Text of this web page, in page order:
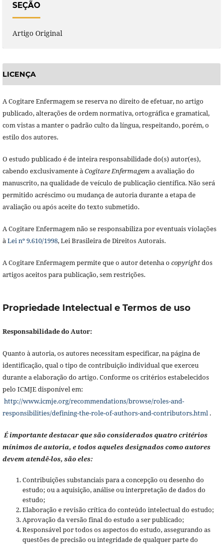
SEÇÃO
Artigo Original
LICENÇA
A Cogitare Enfermagem se reserva no direito de efetuar, no artigo
publicado, alterações de ordem normativa, ortográfica e gramatical,
com vistas a manter o padrão culto da língua, respeitando, porém, o
estilo dos autores.
O estudo publicado é de inteira responsabilidade do(s) autor(es),
cabendo exclusivamente àCogitare Enfermagema avaliação do
manuscrito, na qualidade de veículo de publicação científica. Não será
permitido acréscimo ou mudança de autoria durante a etapa de
avaliação ou após aceite do texto submetido.
A Cogitare Enfermagem não se responsabiliza por eventuais violações
àLei nº 9.610/1998, Lei Brasileira de Direitos Autorais.
A Cogitare Enfermagem permite que o autor detenha o copyrightdos
artigos aceitos para publicação, sem restrições.
Propriedade Intelectual e Termos de uso
Responsabilidade do Autor:
Quanto à autoria, os autores necessitam especificar, na página de
identificação, qual o tipo de contribuição individual que exerceu
durante a elaboração do artigo. Conforme os critérios estabelecidos
pelo ICMJE disponível em:
http://www.icmje.org/recommendations/browse/roles-and-
responsibilities/defining-the-role-of-authors-and-contributors.html.
É importante destacar que são considerados quatro critérios
mínimos de autoria, e todos aqueles designados como autores
devem atendê-los, são eles:
Contribuições substanciais para a concepção ou desenho do
estudo; ou a aquisição, análise ou interpretação de dados do
estudo;
Elaboração e revisão crítica do conteúdo intelectual do estudo;
Aprovação da versão final do estudo a ser publicado;
Responsável por todos os aspectos do estudo, assegurando as
questões de precisão ou integridade de qualquer parte do